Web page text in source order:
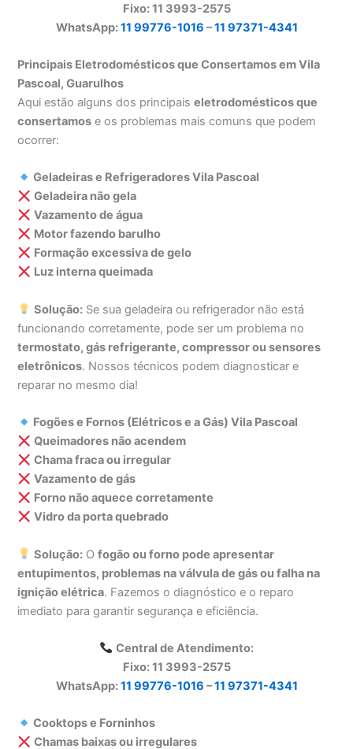
Fixo: 11 3993-2575
WhatsApp:11 99776-1016 –11 97371-4341
Principais Eletrodomésticos que Consertamos em Vila
Pascoal, Guarulhos
Aqui estão alguns dos principaiseletrodomésticos que
consertamos e os problemas mais comuns que podem
ocorrer:
Geladeiras e Refrigeradores Vila Pascoal
Geladeira não gela
Vazamento de água
Motor fazendo barulho
Formação excessiva de gelo
Luz interna queimada
Solução: Se sua geladeira ou refrigerador não está
funcionando corretamente, pode ser um problema no
termostato, gás refrigerante, compressor ou sensores
eletrônicos. Nossos técnicos podem diagnosticar e
reparar no mesmo dia!
Fogões e Fornos (Elétricos e a Gás) Vila Pascoal
Queimadores não acendem
Chama fraca ou irregular
Vazamento de gás
Forno não aquece corretamente
Vidro da porta quebrado
Solução: Ofogão ou forno pode apresentar
entupimentos, problemas na válvula de gás ou falha na
ignição elétrica. Fazemos o diagnóstico e o reparo
imediato para garantir segurança e eficiência.
Central de Atendimento:
Fixo: 11 3993-2575
WhatsApp:11 99776-1016 –11 97371-4341
Cooktops e Forninhos
Chamas baixas ou irregulares